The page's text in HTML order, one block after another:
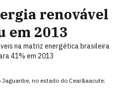
renovável
em 2013
na matriz energética brasileira
41% em 2013
no estado do Cear&aacute;